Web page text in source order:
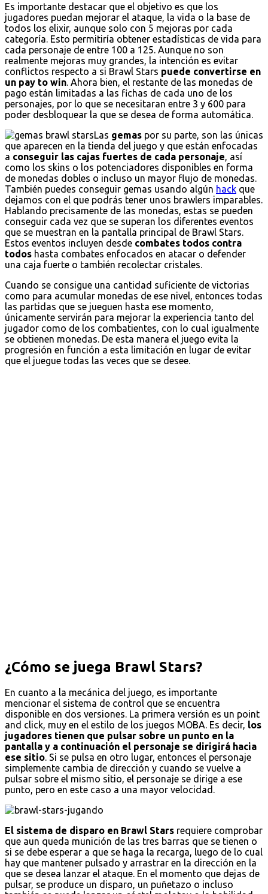
Es importante destacar que el objetivo es que los
jugadores puedan mejorar el ataque, la vida o la base de
todos los elixir, aunque solo con 5 mejoras por cada
categoría. Esto permitiría obtener estadísticas de vida para
cada personaje de entre 100 a 125. Aunque no son
realmente mejoras muy grandes, la intención es evitar
conflictos respecto a si Brawl Stars puede convertirse en
un pay to win . Ahora bien, el restante de las monedas de
pago están limitadas a las fichas de cada uno de los
personajes, por lo que se necesitaran entre 3 y 600 para
poder desbloquear la que se desea de forma automática.
Las gemas por su parte, son las únicas
que aparecen en la tienda del juego y que están enfocadas
a conseguir las cajas fuertes de cada personaje , así
como los skins o los potenciadores disponibles en forma
de monedas dobles o incluso un mayor flujo de monedas.
También puedes conseguir gemas usando algún hack que
dejamos con el que podrás tener unos brawlers imparables.
Hablando precisamente de las monedas, estas se pueden
conseguir cada vez que se superan los diferentes eventos
que se muestran en la pantalla principal de Brawl Stars.
Estos eventos incluyen desde combates todos contra
todos hasta combates enfocados en atacar o defender
una caja fuerte o también recolectar cristales.
Cuando se consigue una cantidad suficiente de victorias
como para acumular monedas de ese nivel, entonces todas
las partidas que se jueguen hasta ese momento,
únicamente servirán para mejorar la experiencia tanto del
jugador como de los combatientes, con lo cual igualmente
se obtienen monedas. De esta manera el juego evita la
progresión en función a esta limitación en lugar de evitar
que el juegue todas las veces que se desee.
¿Cómo se juega Brawl Stars?
En cuanto a la mecánica del juego, es importante
mencionar el sistema de control que se encuentra
disponible en dos versiones. La primera versión es un point
and click, muy en el estilo de los juegos MOBA. Es decir, los
jugadores tienen que pulsar sobre un punto en la
pantalla y a continuación el personaje se dirigirá hacia
ese sitio. Si se pulsa en otro lugar, entonces el personaje
simplemente cambia de dirección y cuando se vuelve a
pulsar sobre el mismo sitio, el personaje se dirige a ese
punto, pero en este caso a una mayor velocidad.
El sistema de disparo en Brawl Stars requiere comprobar
que aun queda munición de las tres barras que se tienen o
si se debe esperar a que se haga la recarga, luego de lo cual
hay que mantener pulsado y arrastrar en la dirección en la
que se desea lanzar el ataque. En el momento que dejas de
pulsar, se produce un disparo, un puñetazo o incluso